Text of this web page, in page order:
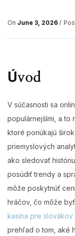
On June 3, 2026
Úvod
V súčasnosti sa
populárnejšími, a to
ktoré ponúkajú
priemyslových
ako sledovať
posúdiť trendy a
môže poskytnúť
hráčov, čo môže
kasína pre slovákov
prehľad o tom, aké